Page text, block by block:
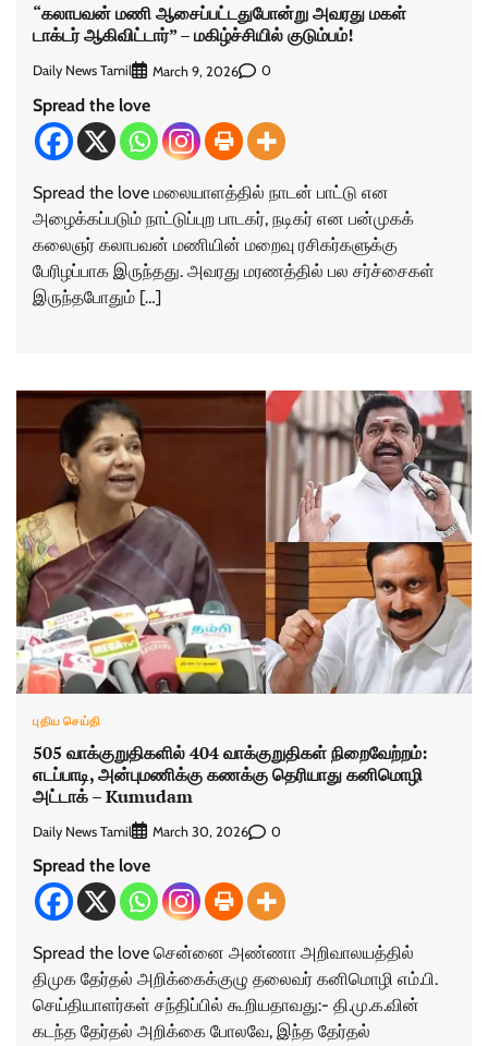
“கலாபவன் மணி ஆசைப்பட்டதுபோன்று அவரது மகள்
டாக்டர் ஆகிவிட்டார்” – மகிழ்ச்சியில் குடும்பம்!
Daily News Tamil March 9, 2026 0
Spread the love
Spread the love மலையாளத்தில் நாடன் பாட்டு என
அழைக்கப்படும் நாட்டுப்புற பாடகர், நடிகர் என பன்முகக்
கலைஞர் கலாபவன் மணியின் மறைவு ரசிகர்களுக்கு
பேரிழப்பாக இருந்தது. அவரது மரணத்தில் பல சர்ச்சைகள்
இருந்தபோதும் […]
புதிய செய்தி
505 வாக்குறுதிகளில் 404 வாக்குறுதிகள் நிறைவேற்றம்:
எடப்பாடி, அன்புமணிக்கு கணக்கு தெரியாது கனிமொழி
அட்டாக் – Kumudam
Daily News Tamil March 30, 2026 0
Spread the love
Spread the love சென்னை அண்ணா அறிவாலயத்தில்
திமுக தேர்தல் அறிக்கைக்குழு தலைவர் கனிமொழி எம்.பி.
செய்தியாளர்கள் சந்திப்பில் கூறியதாவது:- தி.மு.க.வின்
கடந்த தேர்தல் அறிக்கை போலவே, இந்த தேர்தல்